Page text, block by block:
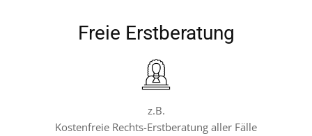
Freie Erstberatung
z.B.
Kostenfreie Rechts-Erstberatung aller Fälle